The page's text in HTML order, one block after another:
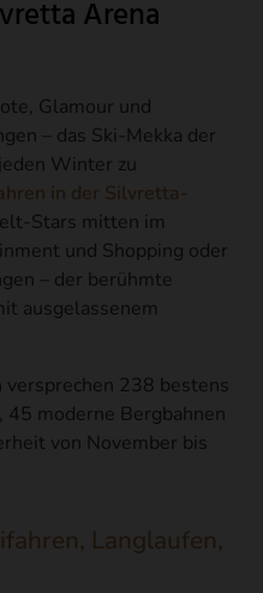
Arena
Glamour und
– das Ski-Mekka der
Winter zu
in der Silvretta-
Stars mitten im
und Shopping oder
– der berühmte
ausgelassenem
versprechen 238 bestens
moderne Bergbahnen
von November bis
Langlaufen,